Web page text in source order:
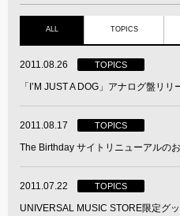
ALL TOPICS
2011.08.26 TOPICS
「I’M JUST A DOG」アナログ盤リ
2011.08.17 TOPICS
The Birthday サイトリニューアルの
2011.07.22 TOPICS
UNIVERSAL MUSIC STORE限定グッ